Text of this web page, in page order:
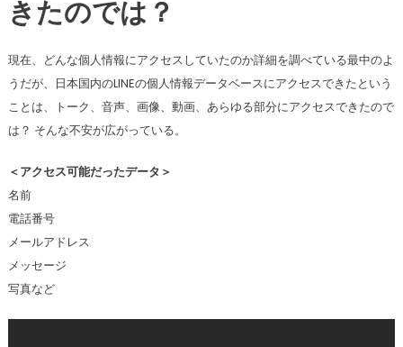
きたのでは？
現在、どんな個人情報にアクセスしていたのか詳細を調べている最中のよ
うだが、日本国内のLINEの個人情報データベースにアクセスできたという
ことは、トーク、音声、画像、動画、あらゆる部分にアクセスできたので
は？ そんな不安が広がっている。
＜アクセス可能だったデータ＞
名前
電話番号
メールアドレス
メッセージ
写真など